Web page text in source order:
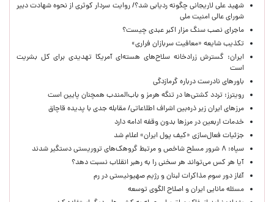
شهید علی لاریجانی چگونه ردیابی شد؟/ روایت سردار کوثری از نحوه شهادت دبیر
شورای عالی امنیت ملی
ماجرای نصب سنگ مزار اکبر عبدی چیست؟
تکذیب شایعه «معافیت سربازان فراری»
ایران: گسترش زرادخانه سلاح‌های هسته‌ای آمریکا تهدیدی برای کل بشریت
است
باورهای نادرست درباره گرمازدگی
رویترز: تردد کشتی‌ها در تنگه هرمز و باب‌المندب همچنان پایین است
مرزهای ایران زیر ذره‌بین اشراف اطلاعاتی/ مقابله جدی با پدیده قاچاق
خدمات اربعین در مرزها بدون وقفه ادامه دارد
جزئیات فعال‌سازی «کیف پول ایران» اعلام شد
سپاه: ۸ شرور مسلح شاخص و مرتبط گروهک‌های تروریستی دستگیر شدند
آیا هر کس می‌تواند هر سخنی را به رهبر انقلاب نسبت دهد؟
آغاز دور سوم مذاکرات لبنان و رژیم صهیونیستی در رم
مسئله مانایی ایران و اصلاح الگوی توسعه